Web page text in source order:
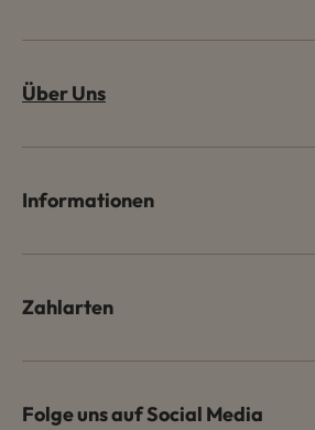
Über Uns
Informationen
Zahlarten
Folge uns auf Social Media